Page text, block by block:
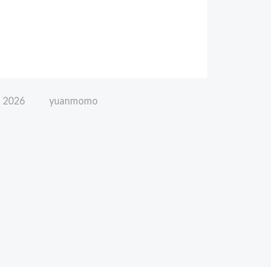
2026
yuanmomo